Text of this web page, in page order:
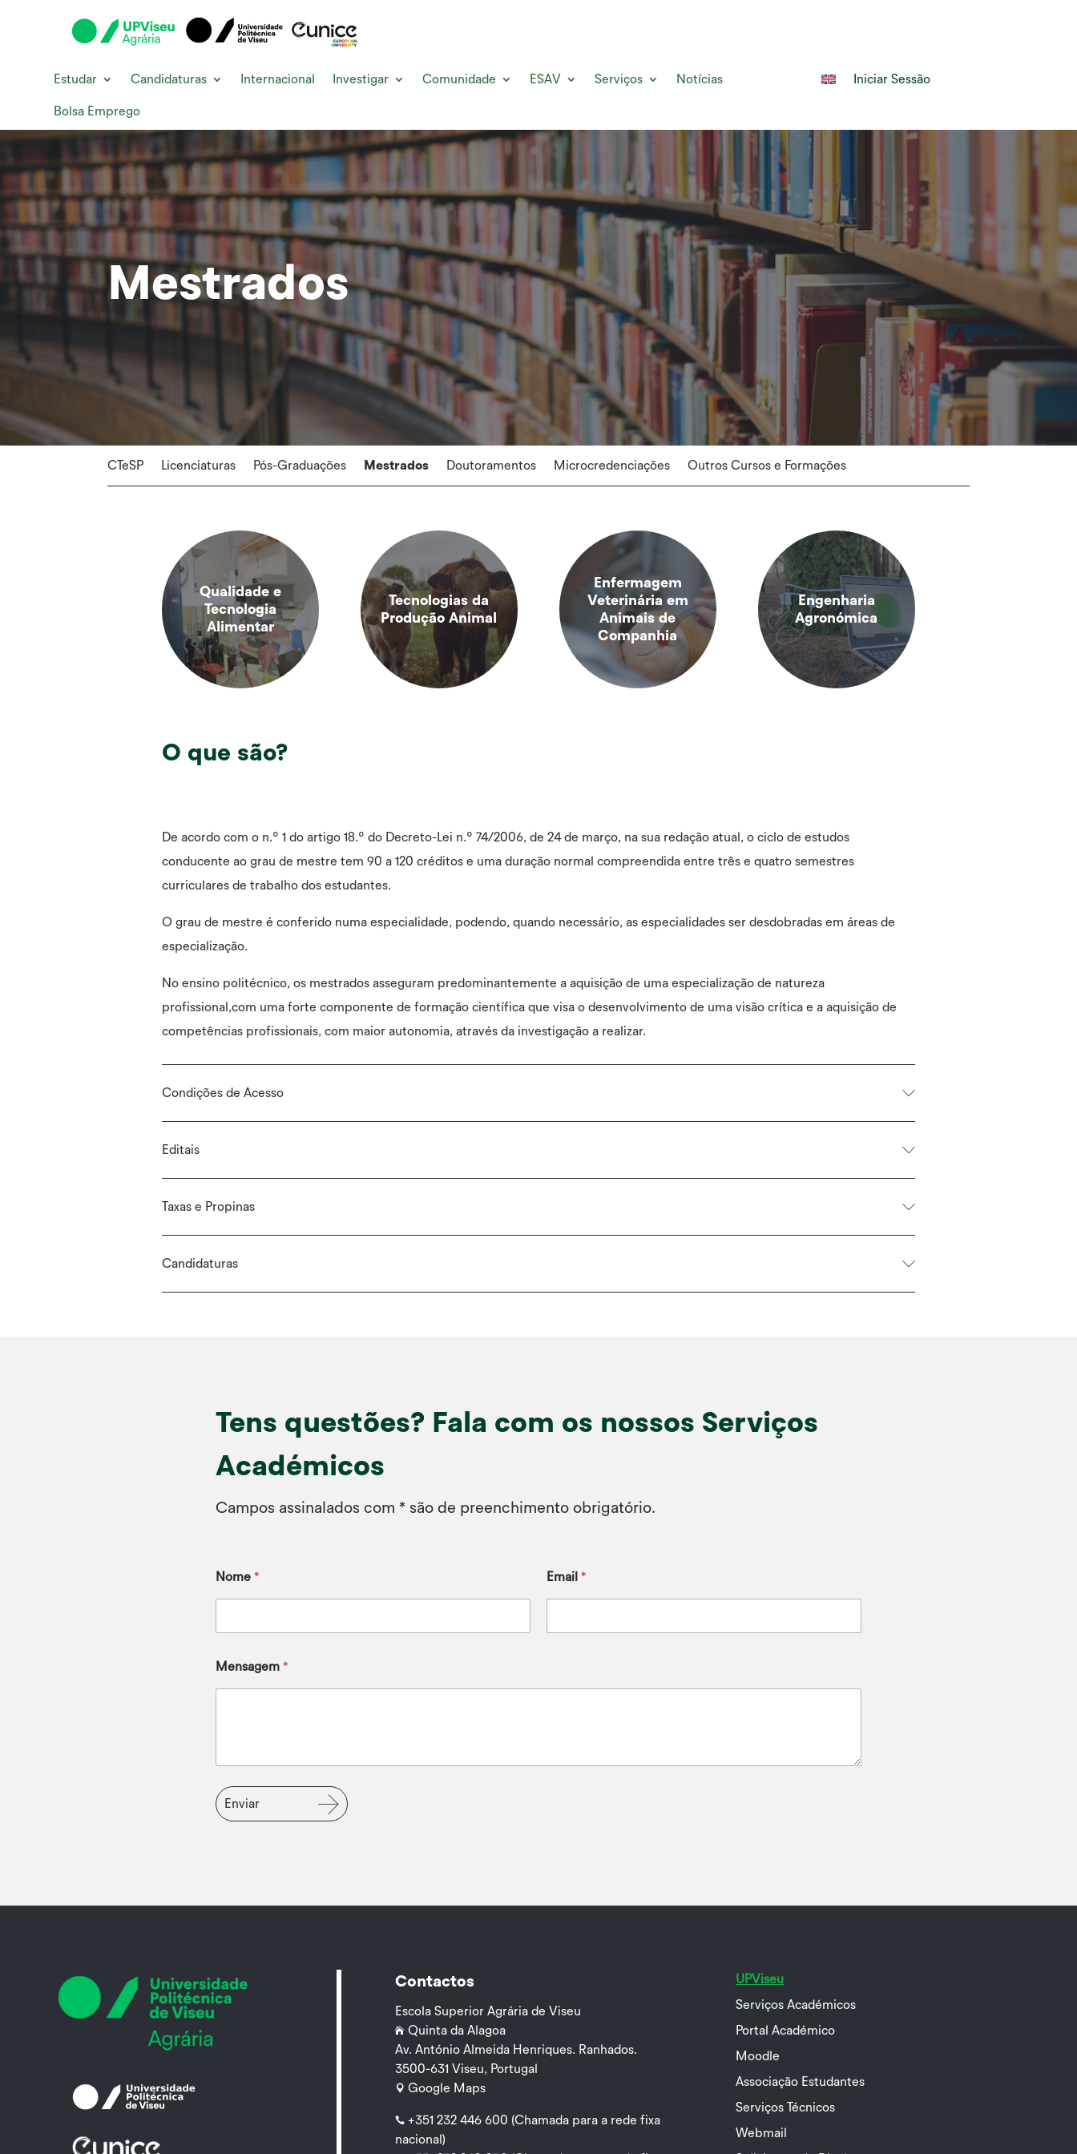
Estudar Candidaturas Internacional Investigar Comunidade ESAV Serviços Notícias
Bolsa Emprego
Iniciar Sessão
Mestrados
CTeSP Licenciaturas Pós-Graduações Mestrados Doutoramentos Microcredenciações Outros Cursos e Formações
Qualidade e
Tecnologia
Alimentar
Tecnologias da
Produção Animal
Enfermagem
Veterinária em
Animais de
Companhia
Engenharia
Agronómica
O que são?
De acordo com o n.º 1 do artigo 18.º do Decreto-Lei n.º 74/2006, de 24 de março, na sua redação atual, o ciclo de estudos
conducente ao grau de mestre tem 90 a 120 créditos e uma duração normal compreendida entre três e quatro semestres
curriculares de trabalho dos estudantes.
O grau de mestre é conferido numa especialidade, podendo, quando necessário, as especialidades ser desdobradas em áreas de
especialização.
No ensino politécnico, os mestrados asseguram predominantemente a aquisição de uma especialização de natureza
profissional,com uma forte componente de formação científica que visa o desenvolvimento de uma visão crítica e a aquisição de
competências profissionais, com maior autonomia, através da investigação a realizar.
Condições de Acesso
Editais
Taxas e Propinas
Candidaturas
Tens questões? Fala com os nossos Serviços
Académicos
Campos assinalados com * são de preenchimento obrigatório.
Nome * Email *
Mensagem *
Enviar
Contactos
Escola Superior Agrária de Viseu
Quinta da Alagoa
Av. António Almeida Henriques. Ranhados.
3500-631 Viseu, Portugal
 Google Maps
+351 232 446 600 (Chamada para a rede fixa
nacional)
UPViseu
Serviços Académicos
Portal Académico
Moodle
Associação Estudantes
Serviços Técnicos
Webmail